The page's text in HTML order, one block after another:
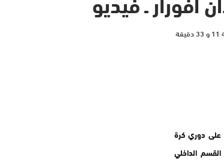
أسدل الستار مساء الخميس الماضي 11 أبريل 2017 على دوري كرة
الداخلي